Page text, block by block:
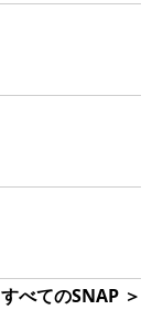
すべてのSNAP ＞